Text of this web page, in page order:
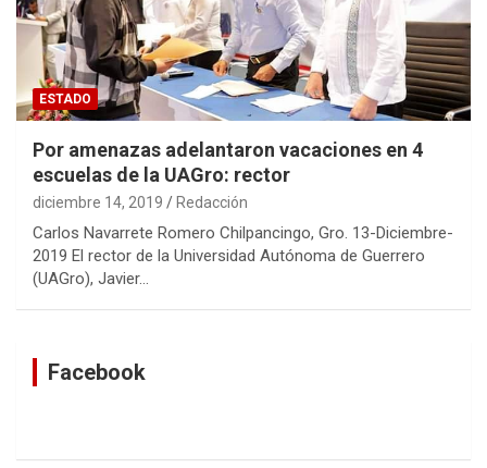
ESTADO
Por amenazas adelantaron vacaciones en 4
escuelas de la UAGro: rector
diciembre 14, 2019 Redacción
Carlos Navarrete Romero Chilpancingo, Gro. 13-Diciembre-
2019 El rector de la Universidad Autónoma de Guerrero
(UAGro), Javier…
Facebook